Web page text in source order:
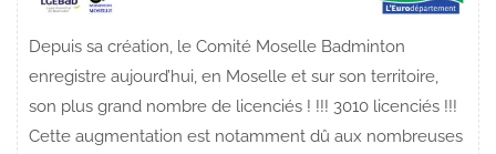
Depuis sa création, le Comité Moselle Badminton
enregistre aujourd’hui, en Moselle et sur son territoire,
son plus grand nombre de licenciés ! !!! 3010 licenciés !!!
Cette augmentation est notamment dû aux nombreuses